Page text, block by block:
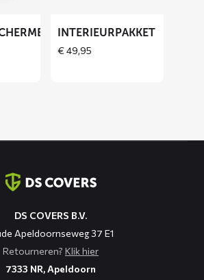
INTERIEURPAKKET
€49,95
DS COVERS B.V.
Apeldoornseweg 37 E1
Retourneren? Klik hier
7333 NR, Apeldoorn